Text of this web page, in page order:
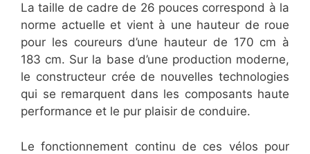
La taille de cadre de 26 pouces correspond à la
norme actuelle et vient à une hauteur de roue
pour les coureurs d’une hauteur de 170 cm à
183 cm. Sur la base d’une production moderne,
le constructeur crée de nouvelles technologies
qui se remarquent dans les composants haute
performance et le pur plaisir de conduire.
Le fonctionnement continu de ces vélos pour